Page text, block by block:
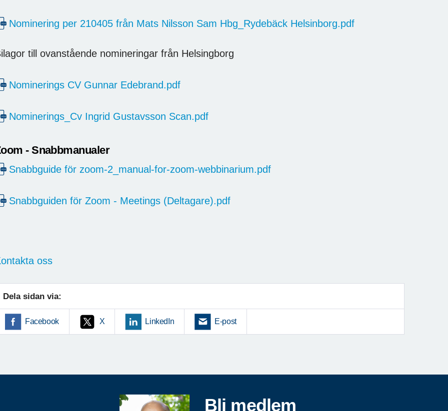
Nominering per 210405 från Mats Nilsson Sam Hbg_Rydebäck Helsinborg.pdf
till ovanstående nomineringar från Helsingborg
Nominerings CV Gunnar Edebrand.pdf
Nominerings_Cv Ingrid Gustavsson Scan.pdf
- Snabbmanualer
Snabbguide för zoom-2_manual-for-zoom-webbinarium.pdf
Snabbguiden för Zoom - Meetings (Deltagare).pdf
oss
Dela sidan via:
Facebook X LinkedIn E-post
Bli medlem